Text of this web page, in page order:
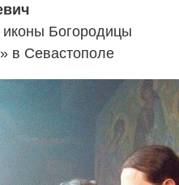
иконы Богородицы
в Севастополе